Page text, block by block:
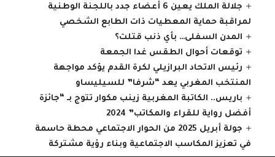
جلالة الملك يعين 6 أعضاء جدد باللجنة الوطنية
لمراقبة حماية المعطيات ذات الطابع الشخصي
المدن السفلى… بأي ذنب قتلت؟
توقعات أحوال الطقس غدا الجمعة
رئيس الاتحاد البرازيلي لكرة القدم يؤكد مواجهة
المنتخب المغربي يعد “شرفا” للسيليساو
باريس.. الكاتبة المغربية زينب مكوار تتوج بـ “جائزة
أفضل رواية للقراء والمكاتب” 2024
جولة أبريل 2025 من الحوار الاجتماعي محطة حاسمة
في تعزيز المكاسب الاجتماعية وبناء رؤية مشتركة